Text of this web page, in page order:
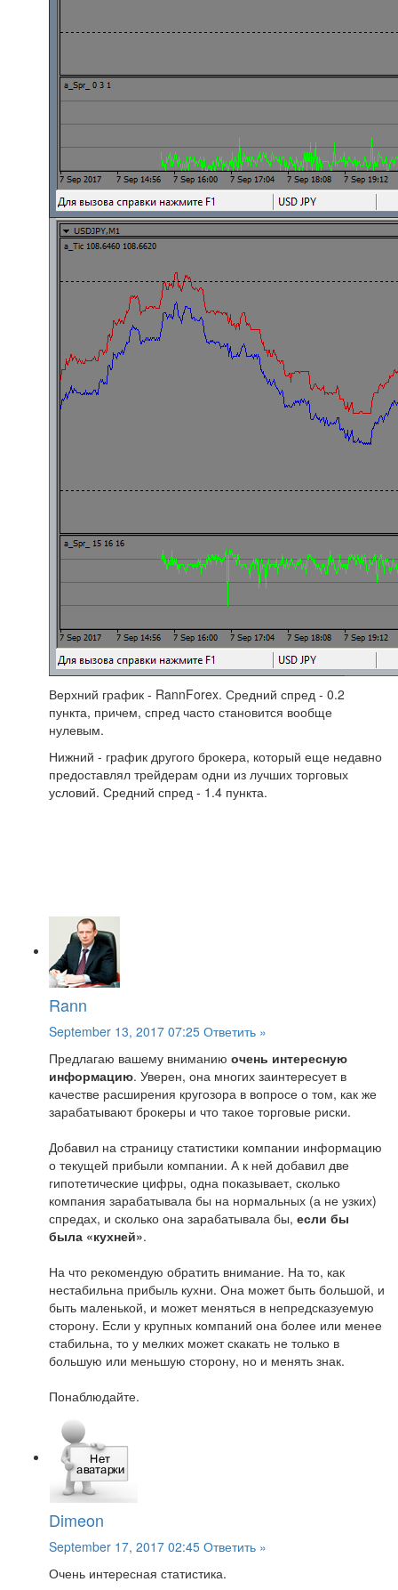
Верхний график - RannForex. Средний спред - 0.2
пункта, причем, спред часто становится вообще
нулевым.
Нижний - график другого брокера, который еще недавно
предоставлял трейдерам одни из лучших торговых
условий. Средний спред - 1.4 пункта.
Rann
September 13, 2017 07:25 Ответить »
Предлагаю вашему вниманию очень интересную
информацию. Уверен, она многих заинтересует в
качестве расширения кругозора в вопросе о том, как же
зарабатывают брокеры и что такое торговые риски.
Добавил на страницу статистики компании информацию
о текущей прибыли компании. А к ней добавил две
гипотетические цифры, одна показывает, сколько
компания зарабатывала бы на нормальных (а не узких)
спредах, и сколько она зарабатывала бы, если бы
была «кухней».
На что рекомендую обратить внимание. На то, как
нестабильна прибыль кухни. Она может быть большой, и
быть маленькой, и может меняться в непредсказуемую
сторону. Если у крупных компаний она более или менее
стабильна, то у мелких может скакать не только в
большую или меньшую сторону, но и менять знак.
Понаблюдайте.
Dimeon
September 17, 2017 02:45 Ответить »
Очень интересная статистика.